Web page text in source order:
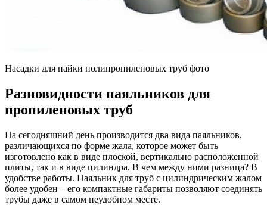
Насадки для пайки полипропиленовых труб фото
Разновидности паяльников для
пропиленовых труб
На сегодняшний день производится два вида паяльников,
различающихся по форме жала, которое может быть
изготовлено как в виде плоской, вертикально расположенной
плиты, так и в виде цилиндра. В чем между ними разница? В
удобстве работы. Паяльник для труб с цилиндрическим жалом
более удобен – его компактные габариты позволяют соединять
трубы даже в самом неудобном месте.